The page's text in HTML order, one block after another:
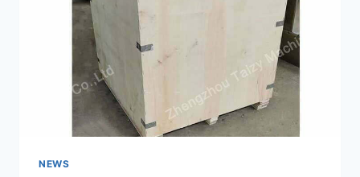
ES
PARA
EL
ACEITE
DE
OLIVA?
NEWS